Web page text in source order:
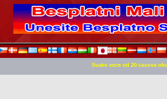
Svako vece od 20 casova